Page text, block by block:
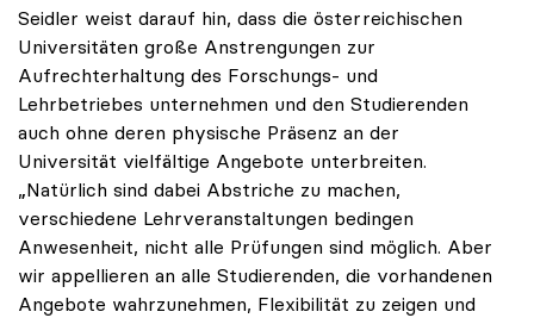
Seidler weist darauf hin, dass die österreichischen
Universitäten große Anstrengungen zur
Aufrechterhaltung des Forschungs- und
Lehrbetriebes unternehmen und den Studierenden
auch ohne deren physische Präsenz an der
Universität vielfältige Angebote unterbreiten.
„Natürlich sind dabei Abstriche zu machen,
verschiedene Lehrveranstaltungen bedingen
Anwesenheit, nicht alle Prüfungen sind möglich. Aber
wir appellieren an alle Studierenden, die vorhandenen
Angebote wahrzunehmen, Flexibilität zu zeigen und